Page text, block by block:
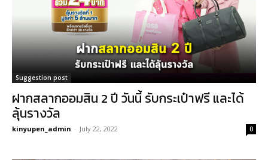
Suggestion post
ฝากสลากออมสิน 2 ปี วันนี้ รับกระเป๋าฟรี และได้
ลุ้นรางวัล
kinyupen_admin - July 22, 2022 0